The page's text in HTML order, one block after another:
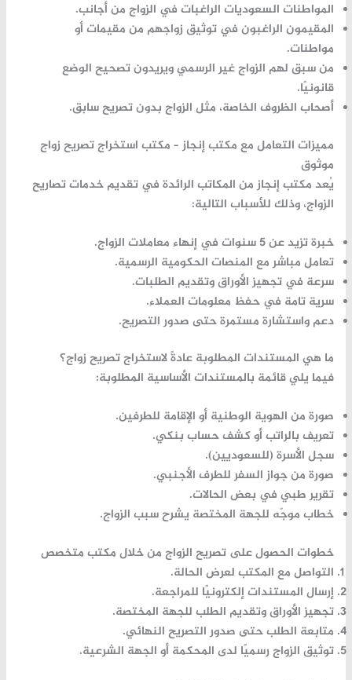
المواطنات السعوديات الراغبات في الزواج منأجانب.
المقيمون الراغبون فيتوثيق زواجهم من مقيماتأو
مواطنات.
منسبق لهم الزواجغيرالرسميويريدونتصحيح الوضع
قانونيًا.
أصحاب الظروف الخاصة، مثل الزواج بدونتصريحسابق.
مميزات التعامل مع مكتبإنجاز – مكتب استخراجتصريح زواج
موثوق
يُعد مكتبإنجازمن المكاتب الرائدة فيتقديمخدماتتصاريح
الزواج،وذلك للأسباب التالية:
خبرةتزيدعن5 سنوات فيإنهاء معاملات الزواج.
تعامل مباشرمع المنصات الحكومية الرسمية.
سرعة فيتجهيزالأوراقوتقديم الطلبات.
سريةتامة فيحفظ معلومات العملاء.
دعمواستشارة مستمرةحتى صدورالتصريح.
ما هي المستندات المطلوبةعادةًلاستخراجتصريح زواج؟
فيما يليقائمة بالمستندات الأساسية المطلوبة:
صورة من الهوية الوطنيةأو الإقامة للطرفين.
تعريف بالراتبأوكشفحساب بنكي.
سجل الأسرة (للسعوديين).
صورة منجوازالسفرللطرف الأجنبي.
تقريرطبي في بعض الحالات.
خطاب موجّه للجهة المختصة يشرحسبب الزواج.
خطوات الحصولعلىتصريح الزواج منخلال مكتب متخصص
التواصل مع المكتب لعرض الحالة.
إرسال المستنداتإلكترونيًا للمراجعة.
تجهيزالأوراقوتقديم الطلب للجهة المختصة.
متابعة الطلبحتى صدورالتصريح النهائي.
توثيق الزواج رسميًا لدى المحكمةأو الجهة الشرعية.